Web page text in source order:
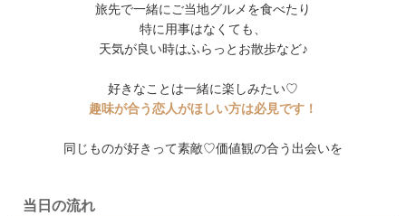
旅先で一緒にご当地グルメを食べたり
特に用事はなくても、
天気が良い時はふらっとお散歩など♪
好きなことは一緒に楽しみたい♡
趣味が合う恋人がほしい方は必見です！
同じものが好きって素敵♡価値観の合う出会いを
当日の流れ